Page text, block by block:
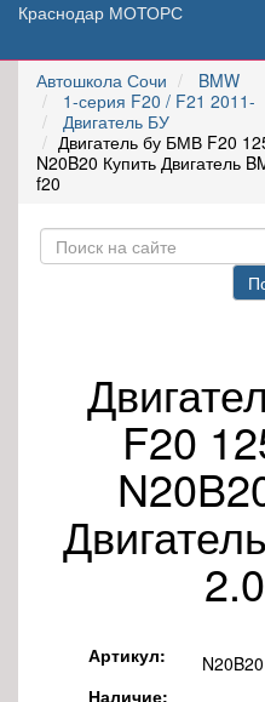
Краснодар МОТОРС
Автошкола Сочи
BMW
1-серия F20 / F21 2011-
Двигатель БУ
Двигатель бу БМВ F20
N20B20 Купить Двигатель
f20
F20
Артикул:
N20B20
Наличие: